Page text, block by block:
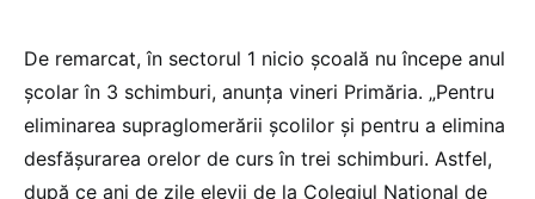
De remarcat, în sectorul 1 nicio şcoală nu începe anul
şcolar în 3 schimburi, anunța vineri Primăria. „Pentru
eliminarea supraglomerării şcolilor şi pentru a elimina
desfăşurarea orelor de curs în trei schimburi. Astfel,
după ce ani de zile elevii de la Colegiul Naţional de